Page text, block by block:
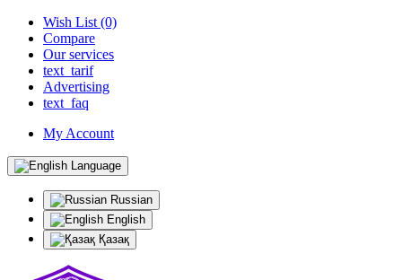
Wish List (0)
Compare
Our services
text_tarif
Advertising
text_faq
My Account
Language
Russian
English
Қазақ